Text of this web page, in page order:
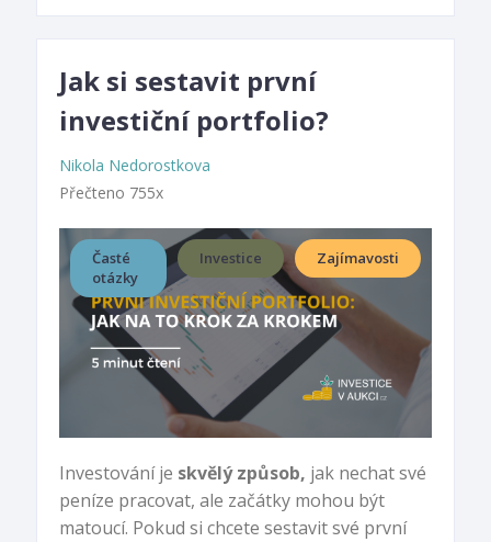
Jak si sestavit první
investiční portfolio?
Nikola Nedorostkova
Přečteno 755x
Časté
otázky
Investice Zajímavosti
Investování je skvělý způsob, jak nechat své
peníze pracovat, ale začátky mohou být
matoucí. Pokud si chcete sestavit své první